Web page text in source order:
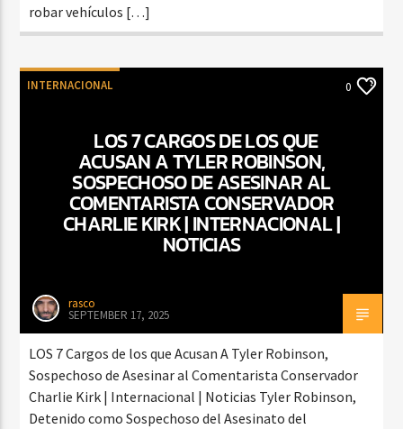
robar vehículos […]
INTERNACIONAL 0
LOS 7 CARGOS DE LOS QUE
ACUSAN A TYLER ROBINSON,
SOSPECHOSO DE ASESINAR AL
COMENTARISTA CONSERVADOR
CHARLIE KIRK | INTERNACIONAL |
NOTICIAS
rasco
SEPTEMBER 17, 2025
LOS 7 Cargos de los que Acusan A Tyler Robinson,
Sospechoso de Asesinar al Comentarista Conservador
Charlie Kirk | Internacional | Noticias Tyler Robinson,
Detenido como Sospechoso del Asesinato del